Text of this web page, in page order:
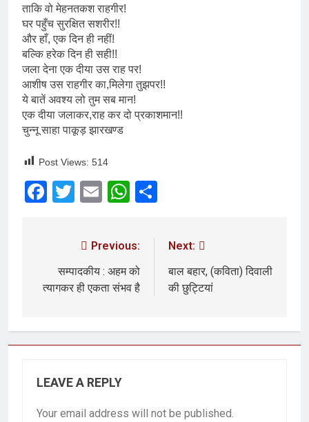
ताकि वो मेहनतकश राहगीर!
घर पहुँच सुरक्षित सशरीर!!
और हाँ, एक दिन ही नहीं!
बल्कि हरेक दिन ही सही!!
जला देना एक दीया उस राह पर!
आशीष उस राहगीर का,मिलेगा तुझपर!!
ये बातें अवश्य लो तुम सब मान!
एक दीया जलाकर,राह कर दो प्रकाशमान!!
चुन्नू साहा पाकूड़ झारखण्ड
Post Views: 514
Facebook
Twitter
EmailWhatsApp
Previous:
सम्पादकीय : अहम को
त्यागकर ही एकता संभव है
Next:
बाल बहार, (कविता) दिवाली
की छुट्टियां
LEAVE A REPLY
Your email address will not be published.